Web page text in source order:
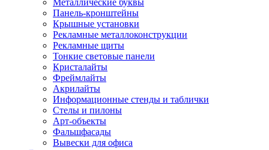
Металлические буквы
Панель-кронштейны
Крышные установки
Рекламные металлоконструкции
Рекламные щиты
Тонкие световые панели
Кристалайты
Фреймлайты
Акрилайты
Информационные стенды и таблички
Стелы и пилоны
Арт-объекты
Фальшфасады
Вывески для офиса